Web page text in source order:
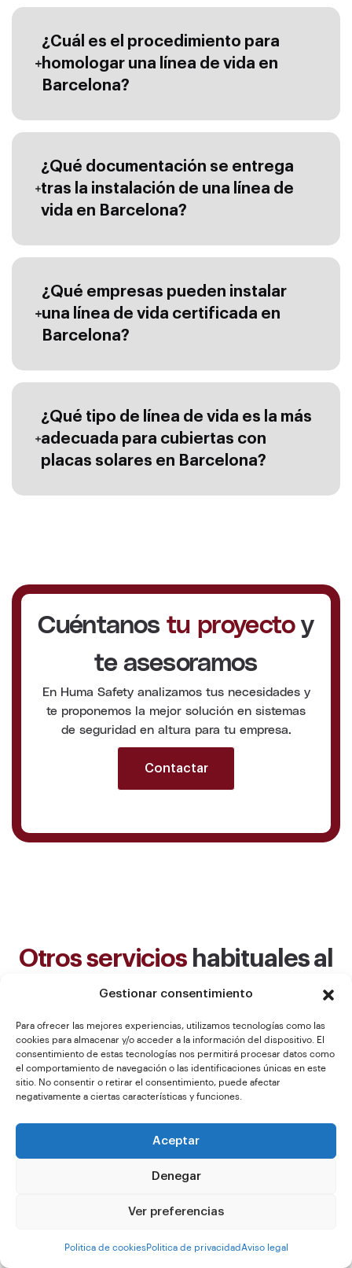
Gestionar consentimiento
Para ofrecer las mejores experiencias, utilizamos tecnologías como las
cookies para almacenar y/o acceder a la información del dispositivo. El
consentimiento de estas tecnologías nos permitirá procesar datos como
el comportamiento de navegación o las identificaciones únicas en este
sitio. No consentir o retirar el consentimiento, puede afectar
negativamente a ciertas características y funciones.
Aceptar
Denegar
Ver preferencias
Politica de cookiesPolitica de privacidad Aviso legal
¿Cuál es el procedimiento para
homologar una línea de vida en
Barcelona?
¿Qué documentación se entrega
tras la instalación de una línea de
vida en Barcelona?
¿Qué empresas pueden instalar
una línea de vida certificada en
Barcelona?
¿Qué tipo de línea de vida es la más
adecuada para cubiertas con
placas solares en Barcelona?
Cuéntanos tu proyectoy
te asesoramos
En Huma Safety analizamos tus necesidades y
te proponemos la mejor solución en sistemas
de seguridad en altura para tu empresa.
Contactar
Otros servicioshabituales al
instalar líneas de vida
Barcelona